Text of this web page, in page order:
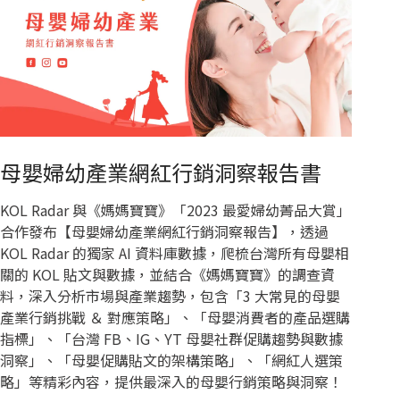
母嬰婦幼產業網紅行銷洞察報告書
KOL Radar 與《媽媽寶寶》「2023 最愛婦幼菁品大賞」
合作發布【母嬰婦幼產業網紅行銷洞察報告】，透過
KOL Radar 的獨家 AI 資料庫數據，爬梳台灣所有母嬰相
關的 KOL 貼文與數據，並結合《媽媽寶寶》的調查資
料，深入分析市場與產業趨勢，包含「3 大常見的母嬰
產業行銷挑戰 ＆ 對應策略」、「母嬰消費者的產品選購
指標」、「台灣 FB、IG、YT 母嬰社群促購趨勢與數據
洞察」、「母嬰促購貼文的架構策略」、「網紅人選策
略」等精彩內容，提供最深入的母嬰行銷策略與洞察！